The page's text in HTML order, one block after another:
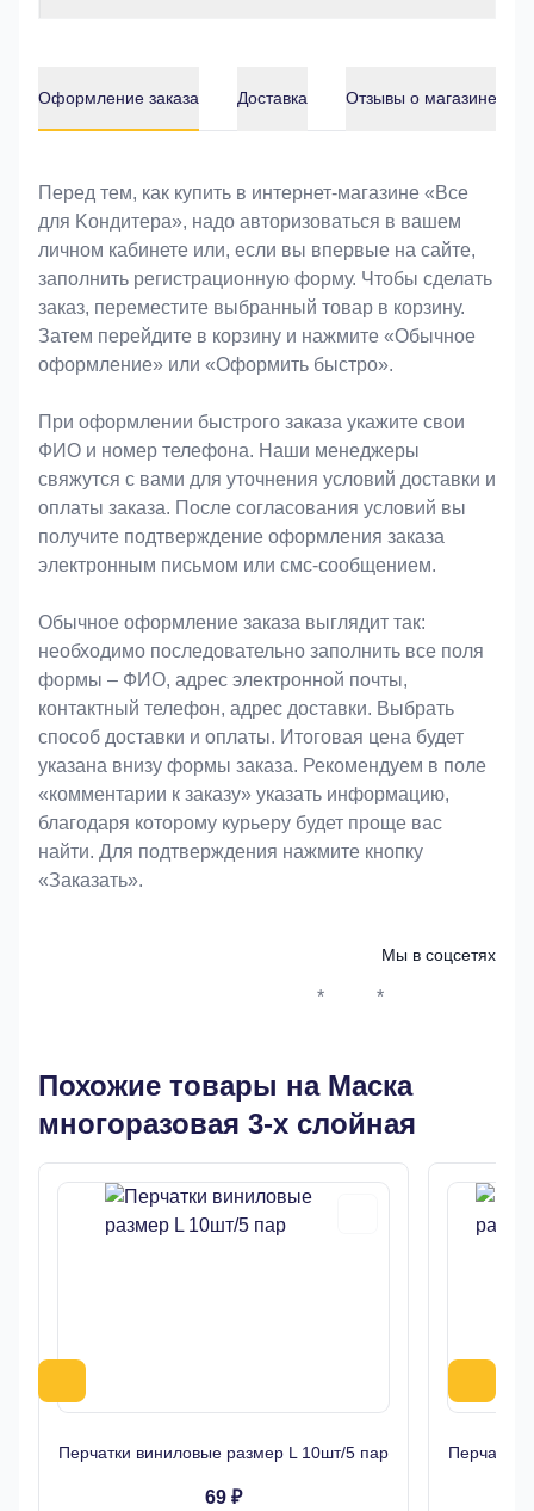
Оформление заказа Доставка Отзывы о магазине
Оформление заказа
Перед тем, как купить в интернет-магазине «Bce
для Koндитeрa», надо авторизоваться в вашем
личном кабинете или, если вы впервые на сайте,
заполнить регистрационную форму. Чтобы сделать
заказ, переместите выбранный товар в корзину.
Затем перейдите в корзину и нажмите «Обычное
оформление» или «Оформить быстро».
При оформлении быстрого заказа укажите свои
ФИО и номер телефона. Наши менеджеры
свяжутся с вами для уточнения условий доставки и
оплаты заказа. После согласования условий вы
получите подтверждение оформления заказа
электронным письмом или смс-сообщением.
Обычное оформление заказа выглядит так:
необходимо последовательно заполнить все поля
формы – ФИО, адрес электронной почты,
контактный телефон, адрес доставки. Выбрать
способ доставки и оплаты. Итоговая цена будет
указана внизу формы заказа. Рекомендуем в поле
«комментарии к заказу» указать информацию,
благодаря которому курьеру будет проще вас
найти. Для подтверждения нажмите кнопку
«Заказать».
Мы в соцсетях
* *
Похожие товары на Маска
многоразовая 3-х слойная
Перчатки виниловые размер L 10шт/5 пар
69 ₽
Перчатки